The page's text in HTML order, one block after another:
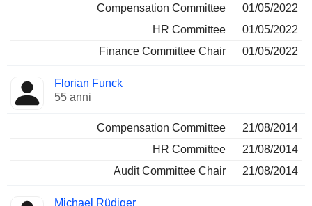
Compensation Committee
01/05/2022
HR Committee
01/05/2022
Finance Committee Chair
01/05/2022
Florian Funck
55 anni
Compensation Committee
21/08/2014
HR Committee
21/08/2014
Audit Committee Chair
21/08/2014
Michael Rüdiger